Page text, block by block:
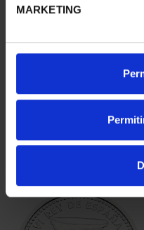
MARKETING
AÑO GAUDÍ - CASA
MILÁ 8 REALES